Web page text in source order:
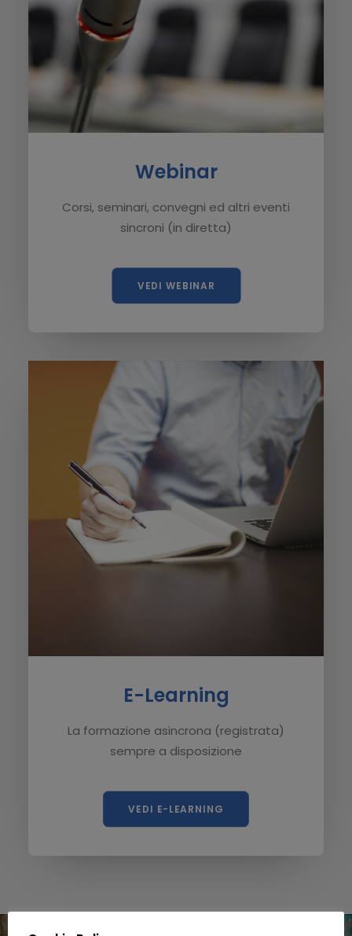
Webinar
Corsi, seminari, convegni ed altri eventi
sincroni (in diretta)
VEDI WEBINAR
E-Learning
La formazione asincrona (registrata)
sempre a disposizione
VEDI E-LEARNING